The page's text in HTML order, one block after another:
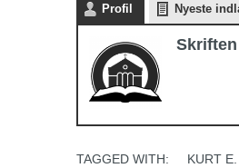
Profil Nyeste
Skriften
TAGGED WITH: KURT